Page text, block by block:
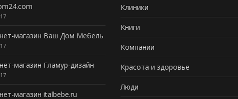
магазин Ваш Дом Мебель
магазин Гламур-дизайн
магазин italbebe.ru
Клиники
Книги
Компании
Красота и здоровье
Люди